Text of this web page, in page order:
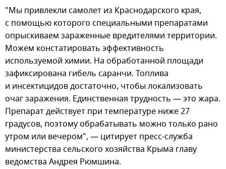
"Мы привлекли самолет из Краснодарского края,
с помощью которого специальными препаратами
опрыскиваем зараженные вредителями территории.
Можем констатировать эффективность
используемой химии. На обработанной площади
зафиксирована гибель саранчи. Топлива
и инсектицидов достаточно, чтобы локализовать
очаг заражения. Единственная трудность — это жара.
Препарат действует при температуре ниже 27
градусов, поэтому обрабатывать можно только рано
утром или вечером", — цитирует пресс-служба
министерства сельского хозяйства Крыма главу
ведомства Андрея Рюмшина.